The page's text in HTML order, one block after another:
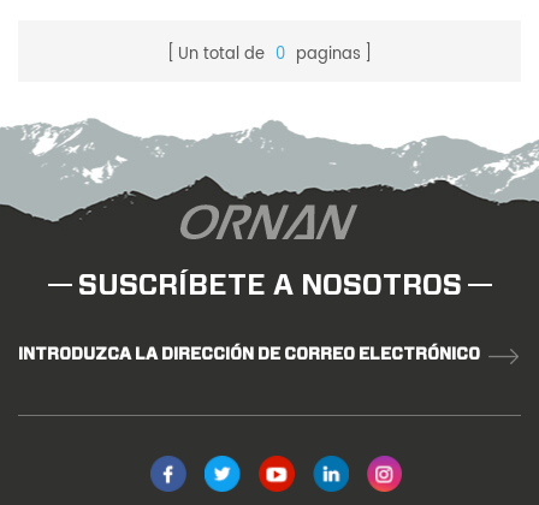
Un total de 0 paginas
SUSCRÍBETE A NOSOTROS
INTRODUZCA LA DIRECCIÓN DE CORREO ELECTRÓNICO